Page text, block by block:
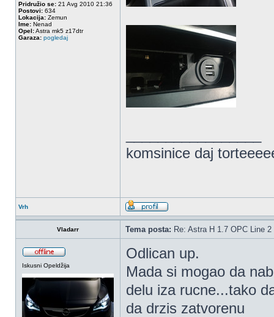
Pridružio se: 21 Avg 2010 21:36
Postovi: 634
Lokacija: Zemun
Ime: Nenad
Opel:Astra mk5 z17dtr
Garaza: pogledaj
komsinice daj
Vrh
Vladarr Tema posta: Re: Astra H 1.7 OPC Line 2
Iskusni Opeldžija
Odlican up.
Mada si mogao da
delu iza rucne...tako
da drzis zatvorenu